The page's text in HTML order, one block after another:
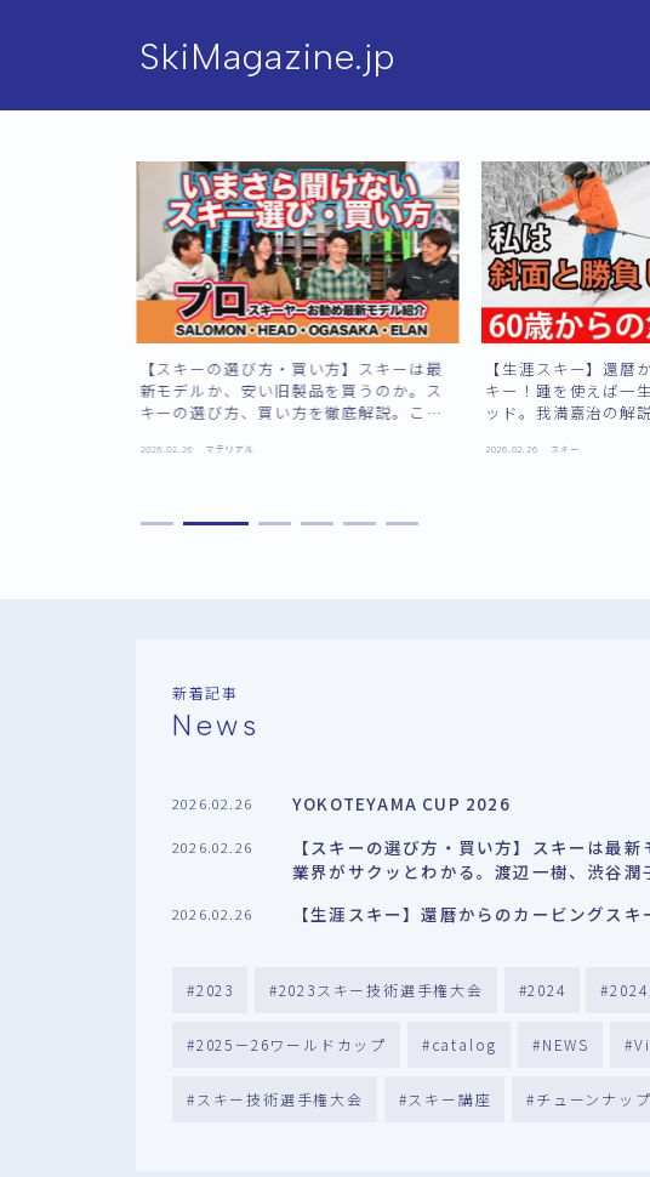
SkiMagazine.jp
【スキーの選び方・買い方】スキーは最
新モデルか、安い旧製品を買うのか。ス
キーの選び方、買い方を徹底解説。これ
る。渡辺一樹、渋谷潤子、田代空、徳竹
2026.02.26 マテリアル
【生涯スキー】還暦
キー！踵を使えば一
ッド。我満嘉治の解
2026.02.26 スキー
新着記事
News
YOKOTEYAMA CUP 2026
2026.02.26
【スキーの選び方・買い方】スキーは最
業界がサクッとわかる。渡辺一樹、渋谷潤
2026.02.26
【生涯スキー】還暦からのカービングス
2026.02.26
2023 2023スキー技術選手権大会 2024
2025－26ワールドカップ catalog NEWS
スキー技術選手権大会 スキー講座 チューンナップ